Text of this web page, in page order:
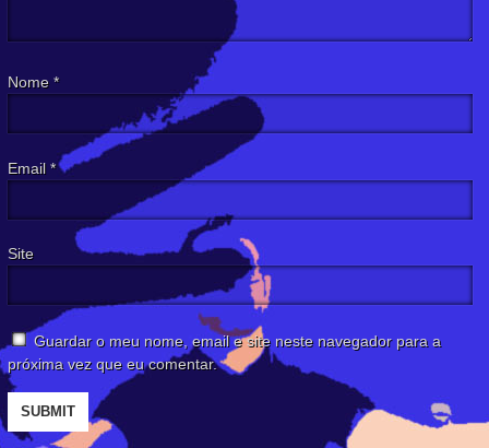
Nome *
Email *
Site
Guardar o meu nome, email e site neste navegador para a
próxima vez que eu comentar.